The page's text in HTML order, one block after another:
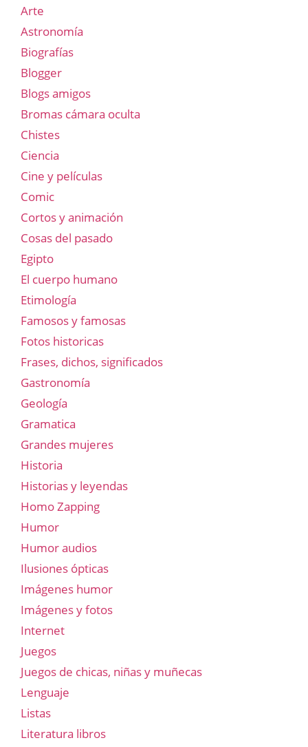
Arte
Astronomía
Biografías
Blogger
Blogs amigos
Bromas cámara oculta
Chistes
Ciencia
Cine y películas
Comic
Cortos y animación
Cosas del pasado
Egipto
El cuerpo humano
Etimología
Famosos y famosas
Fotos historicas
Frases, dichos, significados
Gastronomía
Geología
Gramatica
Grandes mujeres
Historia
Historias y leyendas
Homo Zapping
Humor
Humor audios
Ilusiones ópticas
Imágenes humor
Imágenes y fotos
Internet
Juegos
Juegos de chicas, niñas y muñecas
Lenguaje
Listas
Literatura libros